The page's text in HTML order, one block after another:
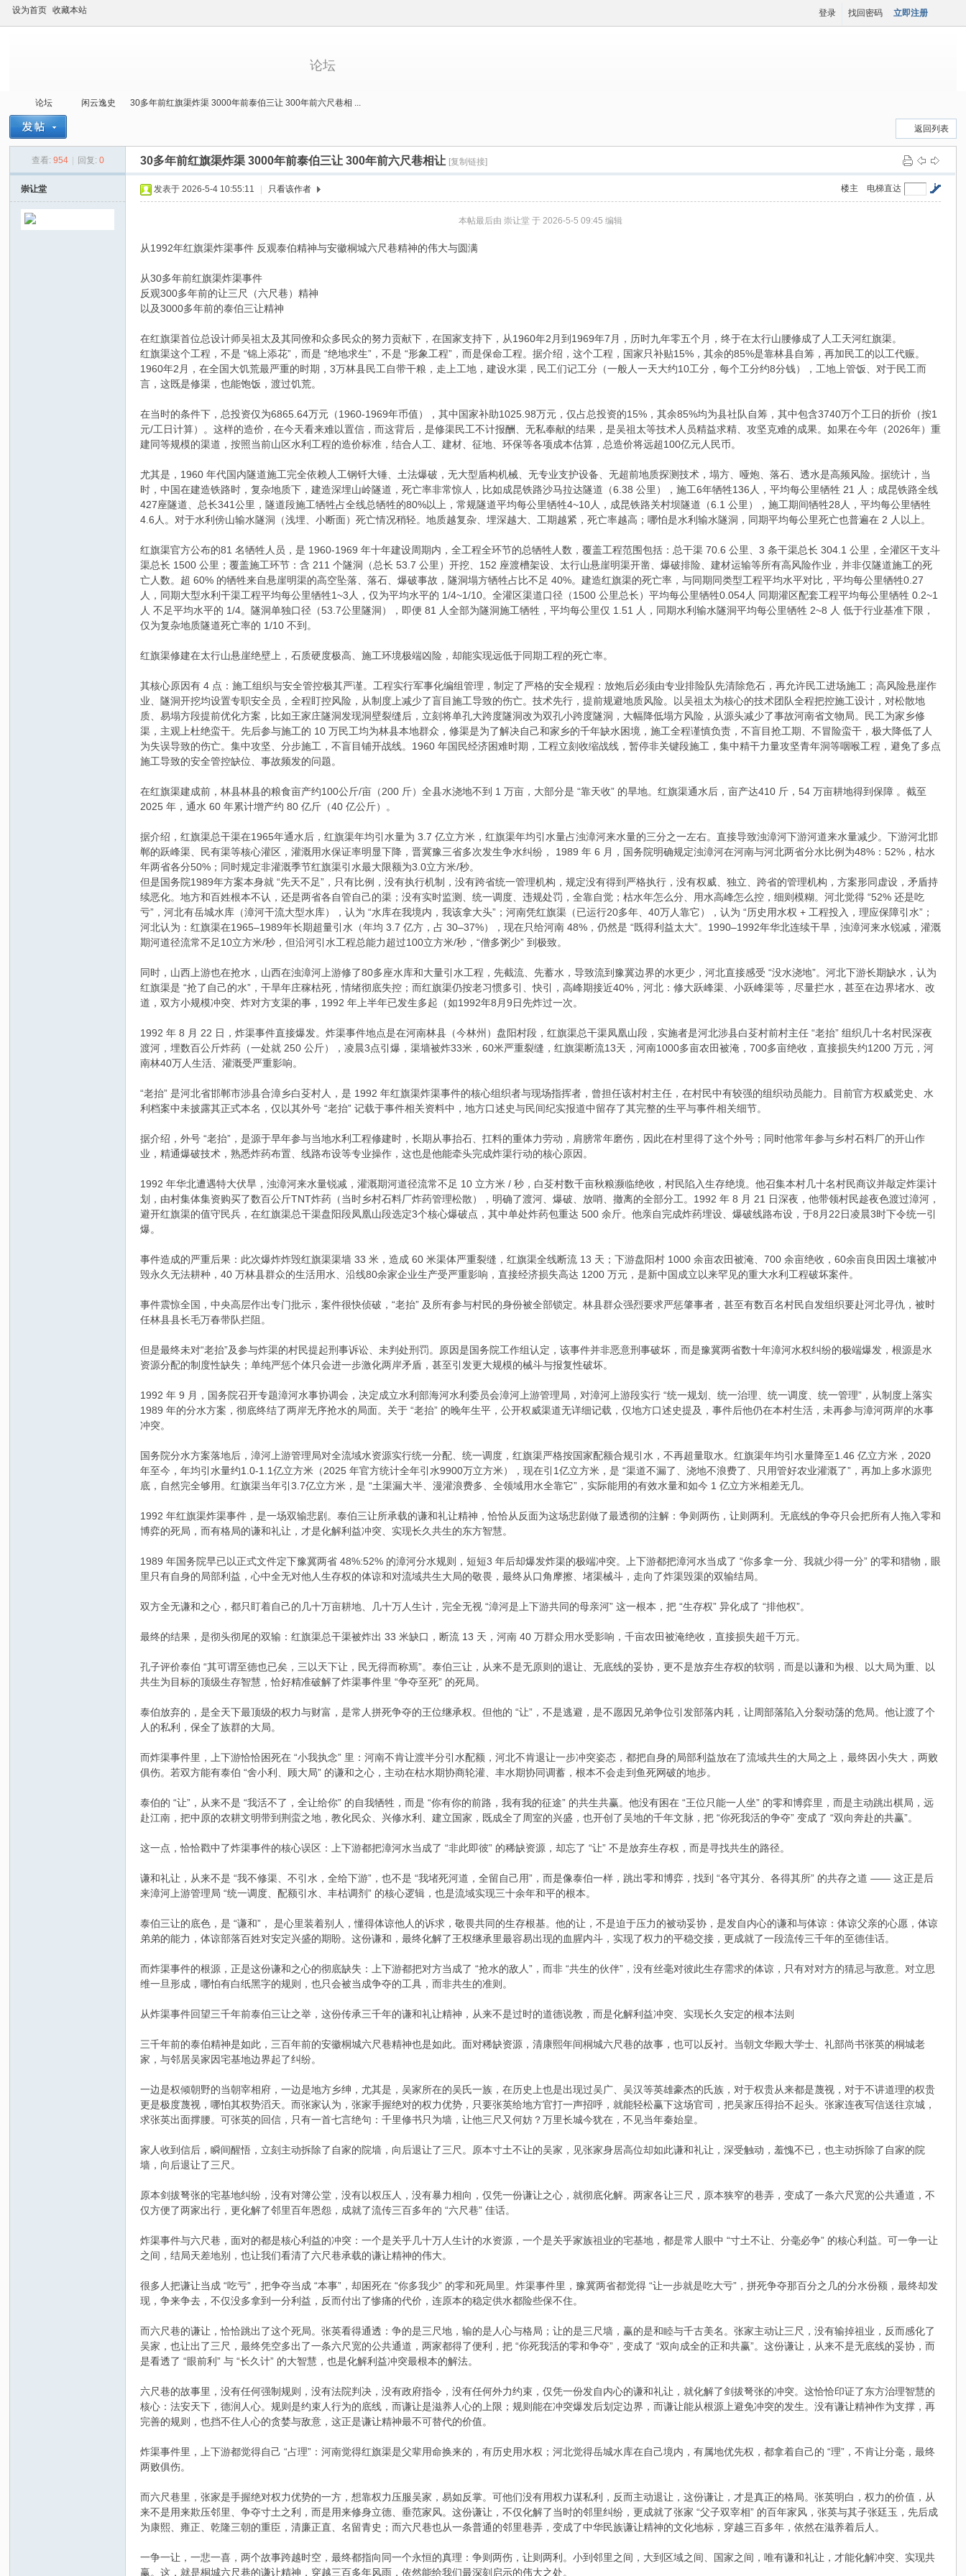
设为首页 收藏本站 登录 找回密码 立即注册
论坛
论坛
› ›
闲云逸史 30多年前红旗渠炸渠 3000年前泰伯三让 300年前六尺巷相 ...
返回列表
查看: 954 回复: 0 30多年前红旗渠炸渠 3000年前泰伯三让 300年前六尺巷相让 [复制链接]
崇让堂 电梯直达
楼主
发表于 2026-5-4 10:55:11 只看该作者
本帖最后由 崇让堂 于 2026-5-5 09:45 编辑
从1992年红旗渠炸渠事件 反观泰伯精神与安徽桐城六尺巷精神的伟大与圆满
从30多年前红旗渠炸渠事件
反观300多年前的让三尺（六尺巷）精神
以及3000多年前的泰伯三让精神
在红旗渠首位总设计师吴祖太及其同僚和众多民众的努力贡献下，在国家支持下，从1960年2月到1969年7月，历时九年零五个月，终于在太行山腰修成了人工天河红旗渠。
红旗渠这个工程，不是 “锦上添花”，而是 “绝地求生”，不是 “形象工程”，而是保命工程。据介绍，这个工程，国家只补贴15%，其余的85%是靠林县自筹，再加民工的以工代赈。
1960年2月，在全国大饥荒最严重的时期，3万林县民工自带干粮，走上工地，建设水渠，民工们记工分（一般人一天大约10工分，每个工分约8分钱），工地上管饭、对于民工而
言，这既是修渠，也能饱饭，渡过饥荒。
在当时的条件下，总投资仅为6865.64万元（1960-1969年币值），其中国家补助1025.98万元，仅占总投资的15%，其余85%均为县社队自筹，其中包含3740万个工日的折价（按1
元/工日计算）。这样的造价，在今天看来难以置信，而这背后，是修渠民工不计报酬、无私奉献的结果，是吴祖太等技术人员精益求精、攻坚克难的成果。如果在今年（2026年）重
建同等规模的渠道，按照当前山区水利工程的造价标准，结合人工、建材、征地、环保等各项成本估算，总造价将远超100亿元人民币。
尤其是，1960 年代国内隧道施工完全依赖人工钢钎大锤、土法爆破，无大型盾构机械、无专业支护设备、无超前地质探测技术，塌方、哑炮、落石、透水是高频风险。据统计，当
时，中国在建造铁路时，复杂地质下，建造深埋山岭隧道，死亡率非常惊人，比如成昆铁路沙马拉达隧道（6.38 公里），施工6年牺牲136人，平均每公里牺牲 21 人；成昆铁路全线
427座隧道、总长341公里，隧道段施工牺牲占全线总牺牲的80%以上，常规隧道平均每公里牺牲4~10人，成昆铁路关村坝隧道（6.1 公里），施工期间牺牲28人，平均每公里牺牲
4.6人。对于水利傍山输水隧洞（浅埋、小断面）死亡情况稍轻。地质越复杂、埋深越大、工期越紧，死亡率越高；哪怕是水利输水隧洞，同期平均每公里死亡也普遍在 2 人以上。
红旗渠官方公布的81 名牺牲人员，是 1960-1969 年十年建设周期内，全工程全环节的总牺牲人数，覆盖工程范围包括：总干渠 70.6 公里、3 条干渠总长 304.1 公里，全灌区干支斗
渠总长 1500 公里；覆盖施工环节：含 211 个隧洞（总长 53.7 公里）开挖、152 座渡槽架设、太行山悬崖明渠开凿、爆破排险、建材运输等所有高风险作业，并非仅隧道施工的死
亡人数。超 60% 的牺牲来自悬崖明渠的高空坠落、落石、爆破事故，隧洞塌方牺牲占比不足 40%。建造红旗渠的死亡率，与同期同类型工程平均水平对比，平均每公里牺牲0.27
人，同期大型水利干渠工程平均每公里牺牲1~3人，仅为平均水平的 1/4~1/10。全灌区渠道口径（1500 公里总长）平均每公里牺牲0.054人 同期灌区配套工程平均每公里牺牲 0.2~1
人 不足平均水平的 1/4。隧洞单独口径（53.7公里隧洞），即便 81 人全部为隧洞施工牺牲，平均每公里仅 1.51 人，同期水利输水隧洞平均每公里牺牲 2~8 人 低于行业基准下限，
仅为复杂地质隧道死亡率的 1/10 不到。
红旗渠修建在太行山悬崖绝壁上，石质硬度极高、施工环境极端凶险，却能实现远低于同期工程的死亡率。
其核心原因有 4 点：施工组织与安全管控极其严谨。工程实行军事化编组管理，制定了严格的安全规程：放炮后必须由专业排险队先清除危石，再允许民工进场施工；高风险悬崖作
业、隧洞开挖均设置专职安全员，全程盯控风险，从制度上减少了盲目施工导致的伤亡。技术先行，提前规避地质风险。以吴祖太为核心的技术团队全程把控施工设计，对松散地
质、易塌方段提前优化方案，比如王家庄隧洞发现洞壁裂缝后，立刻将单孔大跨度隧洞改为双孔小跨度隧洞，大幅降低塌方风险，从源头减少了事故河南省文物局。民工为家乡修
渠，主观上杜绝蛮干。先后参与施工的 10 万民工均为林县本地群众，修渠是为了解决自己和家乡的千年缺水困境，施工全程谨慎负责，不盲目抢工期、不冒险蛮干，极大降低了人
为失误导致的伤亡。集中攻坚、分步施工，不盲目铺开战线。1960 年国民经济困难时期，工程立刻收缩战线，暂停非关键段施工，集中精干力量攻坚青年洞等咽喉工程，避免了多点
施工导致的安全管控缺位、事故频发的问题。
在红旗渠建成前，林县林县的粮食亩产约100公斤/亩（200 斤）全县水浇地不到 1 万亩，大部分是 “靠天收” 的旱地。红旗渠通水后，亩产达410 斤，54 万亩耕地得到保障 。截至
2025 年，通水 60 年累计增产约 80 亿斤（40 亿公斤）。
据介绍，红旗渠总干渠在1965年通水后，红旗渠年均引水量为 3.7 亿立方米，红旗渠年均引水量占浊漳河来水量的三分之一左右。直接导致浊漳河下游河道来水量减少。下游河北邯
郸的跃峰渠、民有渠等核心灌区，灌溉用水保证率明显下降，晋冀豫三省多次发生争水纠纷， 1989 年 6 月，国务院明确规定浊漳河在河南与河北两省分水比例为48%：52%，枯水
年两省各分50%；同时规定非灌溉季节红旗渠引水最大限额为3.0立方米/秒。
但是国务院1989年方案本身就 “先天不足”，只有比例，没有执行机制，没有跨省统一管理机构，规定没有得到严格执行，没有权威、独立、跨省的管理机构，方案形同虚设，矛盾持
续恶化。地方和百姓根本不认，还是两省各自管自己的渠；没有实时监测、统一调度、违规处罚，全靠自觉；枯水年怎么分、用水高峰怎么控，细则模糊。河北觉得 “52% 还是吃
亏”，河北有岳城水库（漳河干流大型水库），认为 “水库在我境内，我该拿大头”；河南凭红旗渠（已运行20多年、40万人靠它），认为 “历史用水权 + 工程投入，理应保障引水”；
河北认为：红旗渠在1965–1989年长期超量引水（年均 3.7 亿方，占 30–37%），现在只给河南 48%，仍然是 “既得利益太大”。1990–1992年华北连续干旱，浊漳河来水锐减，灌溉
期河道径流常不足10立方米/秒，但沿河引水工程总能力超过100立方米/秒，“僧多粥少” 到极致。
同时，山西上游也在抢水，山西在浊漳河上游修了80多座水库和大量引水工程，先截流、先蓄水，导致流到豫冀边界的水更少，河北直接感受 “没水浇地”。河北下游长期缺水，认为
红旗渠是 “抢了自己的水”，干旱年庄稼枯死，情绪彻底失控；而红旗渠仍按老习惯多引、快引，高峰期接近40%，河北：修大跃峰渠、小跃峰渠等，尽量拦水，甚至在边界堵水、改
道，双方小规模冲突、炸对方支渠的事，1992 年上半年已发生多起（如1992年8月9日先炸过一次。
1992 年 8 月 22 日，炸渠事件直接爆发。炸渠事件地点是在河南林县（今林州）盘阳村段，红旗渠总干渠凤凰山段，实施者是河北涉县白芟村前村主任 “老抬” 组织几十名村民深夜
渡河，埋数百公斤炸药（一处就 250 公斤），凌晨3点引爆，渠墙被炸33米，60米严重裂缝，红旗渠断流13天，河南1000多亩农田被淹，700多亩绝收，直接损失约1200 万元，河
南林40万人生活、灌溉受严重影响。
“老抬” 是河北省邯郸市涉县合漳乡白芟村人，是 1992 年红旗渠炸渠事件的核心组织者与现场指挥者，曾担任该村村主任，在村民中有较强的组织动员能力。目前官方权威党史、水
利档案中未披露其正式本名，仅以其外号 “老抬” 记载于事件相关资料中，地方口述史与民间纪实报道中留存了其完整的生平与事件相关细节。
据介绍，外号 “老抬”，是源于早年参与当地水利工程修建时，长期从事抬石、扛料的重体力劳动，肩膀常年磨伤，因此在村里得了这个外号；同时他常年参与乡村石料厂的开山作
业，精通爆破技术，熟悉炸药布置、线路布设等专业操作，这也是他能牵头完成炸渠行动的核心原因。
1992 年华北遭遇特大伏旱，浊漳河来水量锐减，灌溉期河道径流常不足 10 立方米 / 秒，白芟村数千亩秋粮濒临绝收，村民陷入生存绝境。他召集本村几十名村民商议并敲定炸渠计
划，由村集体集资购买了数百公斤TNT炸药（当时乡村石料厂炸药管理松散），明确了渡河、爆破、放哨、撤离的全部分工。1992 年 8 月 21 日深夜，他带领村民趁夜色渡过漳河，
避开红旗渠的值守民兵，在红旗渠总干渠盘阳段凤凰山段选定3个核心爆破点，其中单处炸药包重达 500 余斤。他亲自完成炸药埋设、爆破线路布设，于8月22日凌晨3时下令统一引
爆。
事件造成的严重后果：此次爆炸炸毁红旗渠渠墙 33 米，造成 60 米渠体严重裂缝，红旗渠全线断流 13 天；下游盘阳村 1000 余亩农田被淹、700 余亩绝收，60余亩良田因土壤被冲
毁永久无法耕种，40 万林县群众的生活用水、沿线80余家企业生产受严重影响，直接经济损失高达 1200 万元，是新中国成立以来罕见的重大水利工程破坏案件。
事件震惊全国，中央高层作出专门批示，案件很快侦破，“老抬” 及所有参与村民的身份被全部锁定。林县群众强烈要求严惩肇事者，甚至有数百名村民自发组织要赴河北寻仇，被时
任林县县长毛万春带队拦阻。
但是最终未对“老抬”及参与炸渠的村民提起刑事诉讼、未判处刑罚。原因是国务院工作组认定，该事件并非恶意刑事破坏，而是豫冀两省数十年漳河水权纠纷的极端爆发，根源是水
资源分配的制度性缺失；单纯严惩个体只会进一步激化两岸矛盾，甚至引发更大规模的械斗与报复性破坏。
1992 年 9 月，国务院召开专题漳河水事协调会，决定成立水利部海河水利委员会漳河上游管理局，对漳河上游段实行 “统一规划、统一治理、统一调度、统一管理”，从制度上落实
1989 年的分水方案，彻底终结了两岸无序抢水的局面。关于 “老抬” 的晚年生平，公开权威渠道无详细记载，仅地方口述史提及，事件后他仍在本村生活，未再参与漳河两岸的水事
冲突。
国务院分水方案落地后，漳河上游管理局对全流域水资源实行统一分配、统一调度，红旗渠严格按国家配额合规引水，不再超量取水。红旗渠年均引水量降至1.46 亿立方米，2020
年至今，年均引水量约1.0-1.1亿立方米（2025 年官方统计全年引水9900万立方米），现在引1亿立方米，是 “渠道不漏了、浇地不浪费了、只用管好农业灌溉了”，再加上多水源兜
底，自然完全够用。红旗渠当年引3.7亿立方米，是 “土渠漏大半、漫灌浪费多、全领域用水全靠它”，实际能用的有效水量和如今 1 亿立方米相差无几。
1992 年红旗渠炸渠事件，是一场双输悲剧。泰伯三让所承载的谦和礼让精神，恰恰从反面为这场悲剧做了最透彻的注解：争则两伤，让则两利。无底线的争夺只会把所有人拖入零和
博弈的死局，而有格局的谦和礼让，才是化解利益冲突、实现长久共生的东方智慧。
1989 年国务院早已以正式文件定下豫冀两省 48%:52% 的漳河分水规则，短短3 年后却爆发炸渠的极端冲突。上下游都把漳河水当成了 “你多拿一分、我就少得一分” 的零和猎物，眼
里只有自身的局部利益，心中全无对他人生存权的体谅和对流域共生大局的敬畏，最终从口角摩擦、堵渠械斗，走向了炸渠毁渠的双输结局。
双方全无谦和之心，都只盯着自己的几十万亩耕地、几十万人生计，完全无视 “漳河是上下游共同的母亲河” 这一根本，把 “生存权” 异化成了 “排他权”。
最终的结果，是彻头彻尾的双输：红旗渠总干渠被炸出 33 米缺口，断流 13 天，河南 40 万群众用水受影响，千亩农田被淹绝收，直接损失超千万元。
孔子评价泰伯 “其可谓至德也已矣，三以天下让，民无得而称焉”。泰伯三让，从来不是无原则的退让、无底线的妥协，更不是放弃生存权的软弱，而是以谦和为根、以大局为重、以
共生为目标的顶级生存智慧，恰好精准破解了炸渠事件里 “争夺至死” 的死局。
泰伯放弃的，是全天下最顶级的权力与财富，是常人拼死争夺的王位继承权。但他的 “让”，不是逃避，是不愿因兄弟争位引发部落内耗，让周部落陷入分裂动荡的危局。他让渡了个
人的私利，保全了族群的大局。
而炸渠事件里，上下游恰恰困死在 “小我执念” 里：河南不肯让渡半分引水配额，河北不肯退让一步冲突姿态，都把自身的局部利益放在了流域共生的大局之上，最终因小失大，两败
俱伤。若双方能有泰伯 “舍小利、顾大局” 的谦和之心，主动在枯水期协商轮灌、丰水期协同调蓄，根本不会走到鱼死网破的地步。
泰伯的 “让”，从来不是 “我活不了，全让给你” 的自我牺牲，而是 “你有你的前路，我有我的征途” 的共生共赢。他没有困在 “王位只能一人坐” 的零和博弈里，而是主动跳出棋局，远
赴江南，把中原的农耕文明带到荆蛮之地，教化民众、兴修水利、建立国家，既成全了周室的兴盛，也开创了吴地的千年文脉，把 “你死我活的争夺” 变成了 “双向奔赴的共赢”。
这一点，恰恰戳中了炸渠事件的核心误区：上下游都把漳河水当成了 “非此即彼” 的稀缺资源，却忘了 “让” 不是放弃生存权，而是寻找共生的路径。
谦和礼让，从来不是 “我不修渠、不引水，全给下游”，也不是 “我堵死河道，全留自己用”，而是像泰伯一样，跳出零和博弈，找到 “各守其分、各得其所” 的共存之道 —— 这正是后
来漳河上游管理局 “统一调度、配额引水、丰枯调剂” 的核心逻辑，也是流域实现三十余年和平的根本。
泰伯三让的底色，是 “谦和”， 是心里装着别人，懂得体谅他人的诉求，敬畏共同的生存根基。他的让，不是迫于压力的被动妥协，是发自内心的谦和与体谅：体谅父亲的心愿，体谅
弟弟的能力，体谅部落百姓对安定兴盛的期盼。这份谦和，最终化解了王权继承里最容易出现的血腥内斗，实现了权力的平稳交接，更成就了一段流传三千年的至德佳话。
而炸渠事件的根源，正是这份谦和之心的彻底缺失：上下游都把对方当成了 “抢水的敌人”，而非 “共生的伙伴”，没有丝毫对彼此生存需求的体谅，只有对对方的猜忌与敌意。对立思
维一旦形成，哪怕有白纸黑字的规则，也只会被当成争夺的工具，而非共生的准则。
从炸渠事件回望三千年前泰伯三让之举，这份传承三千年的谦和礼让精神，从来不是过时的道德说教，而是化解利益冲突、实现长久安定的根本法则
三千年前的泰伯精神是如此，三百年前的安徽桐城六尺巷精神也是如此。面对稀缺资源，清康熙年间桐城六尺巷的故事，也可以反衬。当朝文华殿大学士、礼部尚书张英的桐城老
家，与邻居吴家因宅基地边界起了纠纷。
一边是权倾朝野的当朝宰相府，一边是地方乡绅，尤其是，吴家所在的吴氏一族，在历史上也是出现过吴广、吴汉等英雄豪杰的氏族，对于权贵从来都是蔑视，对于不讲道理的权贵
更是极度蔑视，哪怕其权势滔天。而张家认为，张家手握绝对的权力优势，只要张英给地方官打一声招呼，就能轻松赢下这场官司，把吴家压得抬不起头。张家连夜写信送往京城，
求张英出面撑腰。可张英的回信，只有一首七言绝句：千里修书只为墙，让他三尺又何妨？万里长城今犹在，不见当年秦始皇。
家人收到信后，瞬间醒悟，立刻主动拆除了自家的院墙，向后退让了三尺。原本寸土不让的吴家，见张家身居高位却如此谦和礼让，深受触动，羞愧不已，也主动拆除了自家的院
墙，向后退让了三尺。
原本剑拔弩张的宅基地纠纷，没有对簿公堂，没有以权压人，没有暴力相向，仅凭一份谦让之心，就彻底化解。两家各让三尺，原本狭窄的巷弄，变成了一条六尺宽的公共通道，不
仅方便了两家出行，更化解了邻里百年恩怨，成就了流传三百多年的 “六尺巷” 佳话。
炸渠事件与六尺巷，面对的都是核心利益的冲突：一个是关乎几十万人生计的水资源，一个是关乎家族祖业的宅基地，都是常人眼中 “寸土不让、分毫必争” 的核心利益。可一争一让
之间，结局天差地别，也让我们看清了六尺巷承载的谦让精神的伟大。
很多人把谦让当成 “吃亏”，把争夺当成 “本事”，却困死在 “你多我少” 的零和死局里。炸渠事件里，豫冀两省都觉得 “让一步就是吃大亏”，拼死争夺那百分之几的分水份额，最终却发
现，争来争去，不仅没多拿到一分利益，反而付出了惨痛的代价，连原本的稳定供水都险些保不住。
而六尺巷的谦让，恰恰跳出了这个死局。张英看得通透：争的是三尺地，输的是人心与格局；让的是三尺墙，赢的是和睦与千古美名。张家主动让三尺，没有输掉祖业，反而感化了
吴家，也让出了三尺，最终凭空多出了一条六尺宽的公共通道，两家都得了便利，把 “你死我活的零和争夺”，变成了 “双向成全的正和共赢”。这份谦让，从来不是无底线的妥协，而
是看透了 “眼前利” 与 “长久计” 的大智慧，也是化解利益冲突最根本的解法。
六尺巷的故事里，没有任何强制规则，没有法院判决，没有政府指令，没有任何外力约束，仅凭一份发自内心的谦和礼让，就化解了剑拔弩张的冲突。这恰恰印证了东方治理智慧的
核心：法安天下，德润人心。规则是约束人行为的底线，而谦让是滋养人心的上限；规则能在冲突爆发后划定边界，而谦让能从根源上避免冲突的发生。没有谦让精神作为支撑，再
完善的规则，也挡不住人心的贪婪与敌意，这正是谦让精神最不可替代的价值。
炸渠事件里，上下游都觉得自己 “占理”：河南觉得红旗渠是父辈用命换来的，有历史用水权；河北觉得岳城水库在自己境内，有属地优先权，都拿着自己的 “理”，不肯让分毫，最终
两败俱伤。
而六尺巷里，张家是手握绝对权力优势的一方，想靠权力压服吴家，易如反掌。可他们没有用权力谋私利，反而主动退让，这份谦让，才是真正的格局。张英明白，权力的价值，从
来不是用来欺压邻里、争夺寸土之利，而是用来修身立德、垂范家风。这份谦让，不仅化解了当时的邻里纠纷，更成就了张家 “父子双宰相” 的百年家风，张英与其子张廷玉，先后成
为康熙、雍正、乾隆三朝的重臣，清廉正直、名留青史；而六尺巷也从一条普通的邻里巷弄，变成了中华民族谦让精神的文化地标，穿越三百多年，依然在滋养着后人。
一争一让，一悲一喜，两个故事跨越时空，最终都指向同一个永恒的真理：争则两伤，让则两利。小到邻里之间，大到区域之间、国家之间，唯有谦和礼让，才能化解冲突、实现共
赢。这，就是桐城六尺巷的谦让精神，穿越三百多年风雨，依然能给我们最深刻启示的伟大之处。